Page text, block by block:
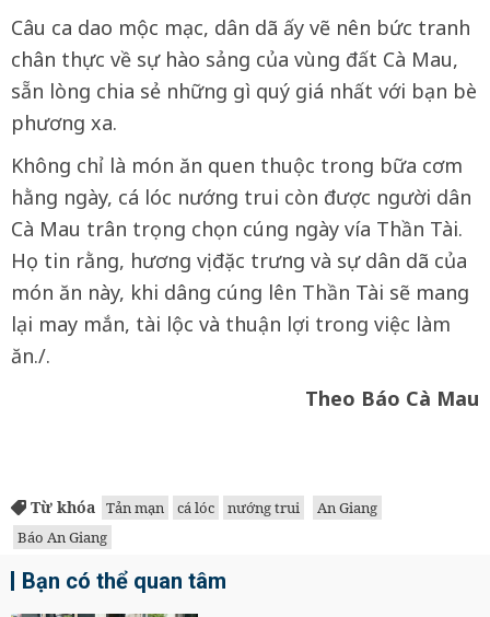
Câu ca dao mộc mạc, dân dã ấy vẽ nên bức tranh
chân thực về sự hào sảng của vùng đất Cà Mau,
sẵn lòng chia sẻ những gì quý giá nhất với bạn bè
phương xa.
Không chỉ là món ăn quen thuộc trong bữa cơm
hằng ngày, cá lóc nướng trui còn được người dân
Cà Mau trân trọng chọn cúng ngày vía Thần Tài.
Họ tin rằng, hương vị đặc trưng và sự dân dã của
món ăn này, khi dâng cúng lên Thần Tài sẽ mang
lại may mắn, tài lộc và thuận lợi trong việc làm
ăn./.
Theo Báo Cà Mau
Từ khóa Tản mạn cá lóc nướng trui
An Giang
Báo An Giang
Bạn có thể quan tâm